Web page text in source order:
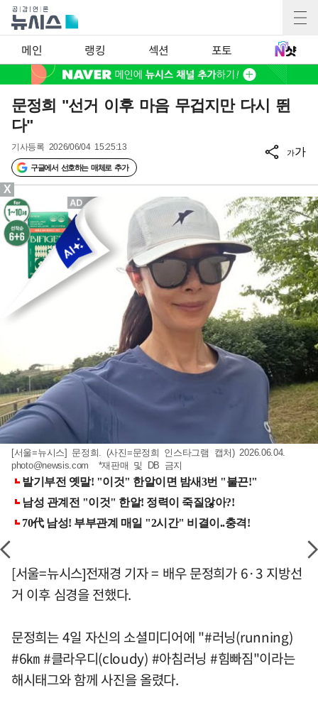
메인 랭킹 섹션 포토
문정희 "선거 이후 마음 무겁지만 다시 뛴
다"
기사등록 2026/06/04 15:25:13
구글에서 선호하는 매체로 추가
가가
[서울=뉴시스] 문정희. (사진=문정희 인스타그램 캡처) 2026.06.04.
photo@newsis.com *재판매 및 DB 금지
[서울=뉴시스]전재경 기자 = 배우 문정희가 6·3 지방선
거 이후 심경을 전했다.
문정희는 4일 자신의 소셜미디어에 "#러닝(running)
#6㎞ #클라우디(cloudy) #아침러닝 #힘빠짐"이라는
해시태그와 함께 사진을 올렸다.
X